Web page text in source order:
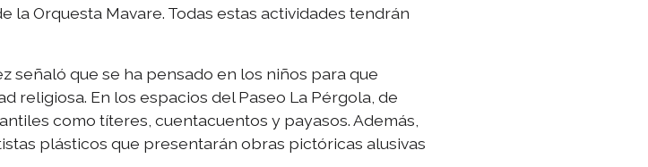
la Orquesta Mavare. Todas estas actividades tendrán
señaló que se ha pensado en los niños para que
religiosa. En los espacios del Paseo La Pérgola, de
como títeres, cuentacuentos y payasos. Además,
plásticos que presentarán obras pictóricas alusivas